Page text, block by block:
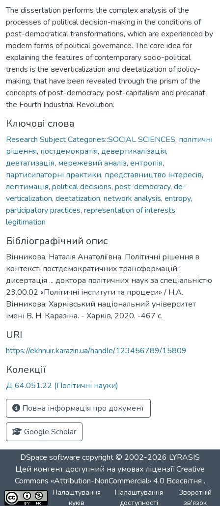
The dissertation performs the complex analysis of the
processes of political decision-making in the conditions of
post-democratical transformations, which are experienced by
modern forms of political governance. The core idea for
explaining the features of contemporary socio-political
trends is the вeverticalization and deetatization of policy-
making, that have been revealed through the prism of the
concepts of post-democracy, post-capitalism and precariat,
the Fourth Industrial Revolution.
Ключові слова
Research Subject Categories::SOCIAL SCIENCES, політичні
рішення, постдемократія, девертикалізація,
деетатизація, мережевий аналіз, ентропія,
партисипаторні практики, представництво інтересів,
легітимація, political decisions, post-democracy, de-
verticalization, deetatization, network analysis, entropy,
participatory practices, representation of interests,
legitimation
Бібліографічний опис
Вінникова, Наталія Анатоліївна. Політичні рішення в
контексті постдемократичних трансформацій :
дисертація ... доктора політичних наук за спеціальністю
23.00.02 «Політичні інститути та процеси» / Н.А.
Вінникова; Харківський національний університет
імені В. Н. Каразіна. - Харків, 2020. -467 с.
URI
https://ekhnuir.karazin.ua/handle/123456789/15809
Колекції
Д 64.051.22 (Політичні науки)
Повна інформація про документ
Google Scholar
DSpace software copyright © 2002-2026 LYRASIS
Цей контент доступний на умовах ліцензіїCreative
Commons «Attribution-NonCommercial» 4.0 Всесвітня .
Налаштування
куків
Налаштування
доступності
Зворотній
зв'язок